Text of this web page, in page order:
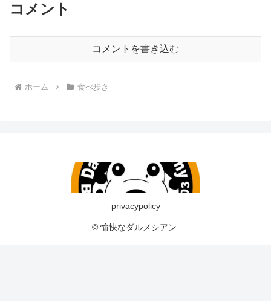
コメント
コメントを書き込む
ホーム 食べ歩き
privacypolicy
© 愉快なダルメシアン.